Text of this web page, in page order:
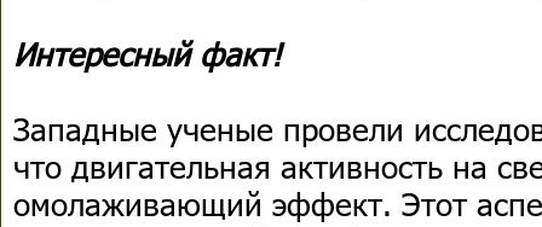
Интересный факт!
Западные ученые провели
что двигательная активность на
омолаживающий эффект. Этот